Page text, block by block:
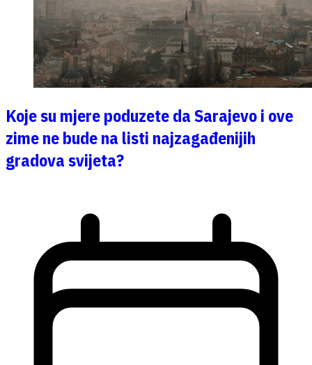
Koje su mjere poduzete da Sarajevo i ove
zime ne bude na listi najzagađenijih
gradova svijeta?